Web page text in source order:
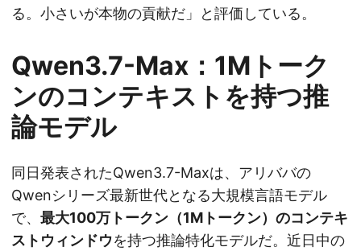
る。小さいが本物の貢献だ」と評価している。
Qwen3.7-Max：1Mトーク
ンのコンテキストを持つ推
論モデル
同日発表されたQwen3.7-Maxは、アリババの
Qwenシリーズ最新世代となる大規模言語モデル
で、 最大100万トークン（1Mトークン）のコンテキ
ストウィンドウを持つ推論特化モデルだ。近日中の